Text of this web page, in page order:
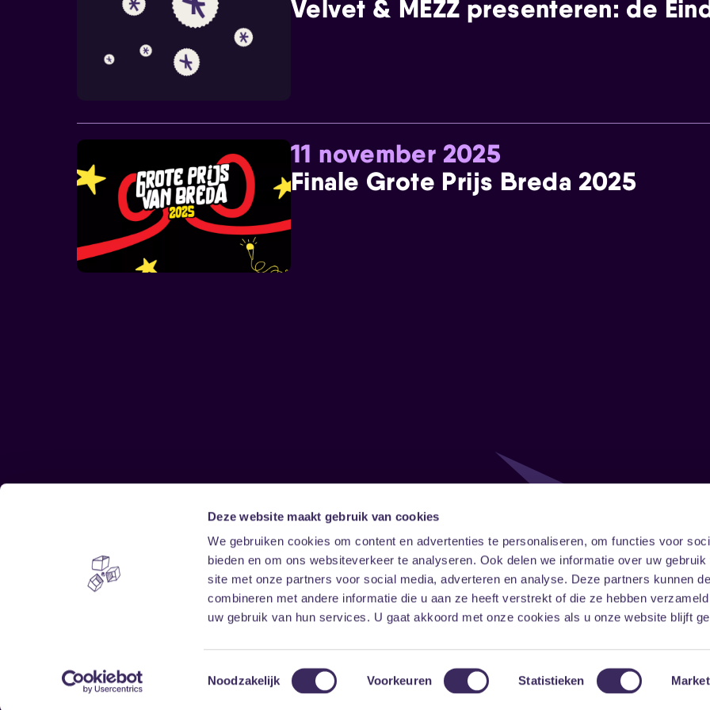
Deze website maakt gebruik van cookies
We gebruiken cookies om content en advertenties te personaliseren, om functies voor
bieden en om ons websiteverkeer te analyseren. Ook delen we informatie over uw gebruik
site met onze partners voor social media, adverteren en analyse. Deze partners kunnen
combineren met andere informatie die u aan ze heeft verstrekt of die ze hebben
uw gebruik van hun services. U gaat akkoord met onze cookies als u onze website blijft
Toestemmingsselectie
Noodzakelijk Voorkeuren Statistieken
Velvet & MEZZ presenteren: de
11 november 2025
Finale Grote Prijs Breda 2025
Home
Vrijwilligers
Disclaimer
Toegankelijkheid
Privacy & cookies
Follow
FacebookInstagramLinkedIn
Onze